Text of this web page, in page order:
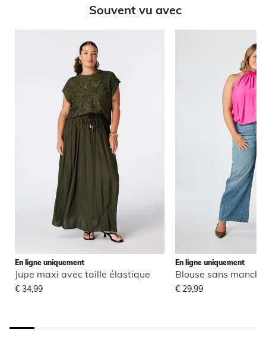
Souvent vu avec
En ligne uniquement
Jupe maxi avec taille élastique
€ 34,99
En ligne uniquement
€ 29,99